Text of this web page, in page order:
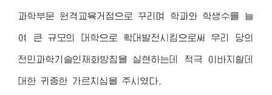
과학부문 원격교육거점으로 꾸리며 학과와 학생수를 늘
여 큰 규모의 대학으로 확대발전시킴으로써 우리 당의
전민과학기술인재화방침을 실현하는데 적극 이바지할데
대한 귀중한 가르치심을 주시였다.